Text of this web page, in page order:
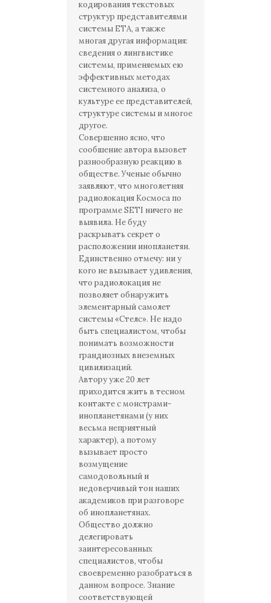
кодирования текстовых
структур представителями
системы ЕТА, а также
многая другая информация:
сведения о лингвистике
системы, применяемых ею
эффективных методах
системного анализа, о
культуре ее представителей,
структуре системы и многое
другое.
Совершенно ясно, что
сообшение автора вызовет
разнообразную реакцию в
обществе. Ученые обычно
заявляют, что многолетняя
радиолокация Космоса по
программе SETI ничего не
выявила. Не буду
раскрывать секрет о
расположении инопланетян.
Единственно отмечу: ни у
кого не вызывает удивления,
что радиолокация не
позволяет обнаружить
элементарный самолет
системы «Стелс». Не надо
быть специалистом, чтобы
понимать возможности
грандиозных внеземных
цивилизаций.
Автору уже 20 лет
приходится жить в тесном
контакте с монстрами-
инопланетянами (у них
весьма неприятный
характер), а потому
вызывает просто
возмущение
самодовольный и
недоверчивый тон наших
академиков при разговоре
об инопланетянах.
Общество должно
делегировать
заинтересованных
специалистов, чтобы
своевременно разобраться в
данном вопросе. Знание
соответствующей